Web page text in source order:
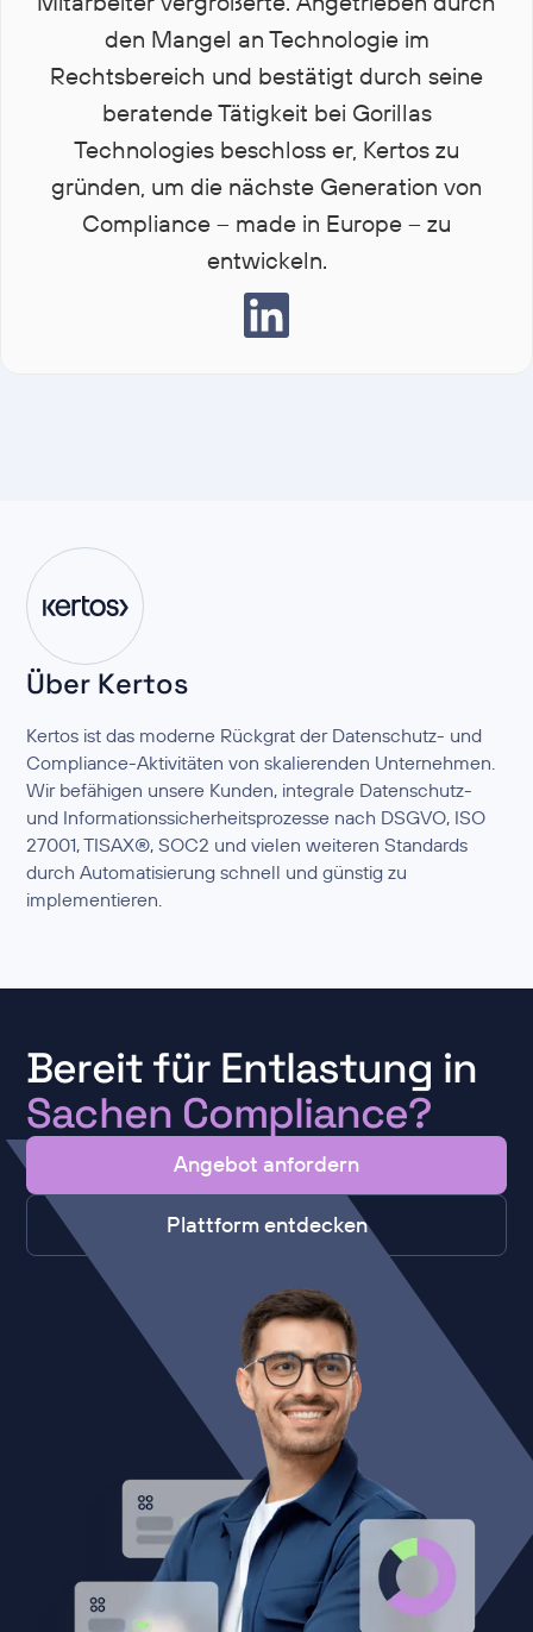
den Mangel an Technologie im
Rechtsbereich und bestätigt durch seine
beratende Tätigkeit bei Gorillas
Technologies beschloss er, Kertos zu
gründen, um die nächste Generation von
Compliance – made in Europe – zu
entwickeln.
Über Kertos
Kertos ist das moderne Rückgrat der Datenschutz- und
Compliance-Aktivitäten von skalierenden Unternehmen.
Wir befähigen unsere Kunden, integrale Datenschutz-
und Informationssicherheitsprozesse nach DSGVO, ISO
27001, TISAX®, SOC2 und vielen weiteren Standards
durch Automatisierung schnell und günstig zu
implementieren.
Bereit für Entlastung in
Sachen Compliance?
Angebot anfordern
Plattform entdecken